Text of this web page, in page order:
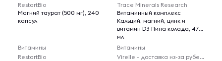
RestartBio
Магний таурат (500 мг), 240
капсул
Витамины
RestartBio
Trace Minerals Research
Витаминный комплекс
Кальций, магний, цинк и
витамин D3 Пина колада, 473
мл
Витамины
Virelle - доставка из-за рубежа